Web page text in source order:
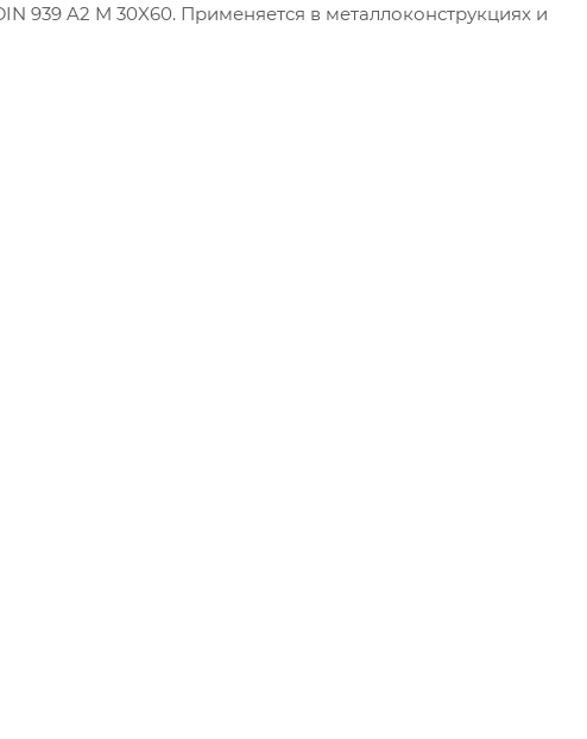
939 A2 M 30X60. Применяется в металлоконструкциях и